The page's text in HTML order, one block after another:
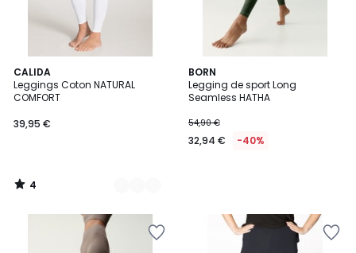
CALIDA
Leggings Coton NATURAL
COMFORT
39,95 €
4
/
5
3
Couleurs
4
/
BORN
Legging de sport Long
Seamless HATHA
54,90 €
32,94 € -40%